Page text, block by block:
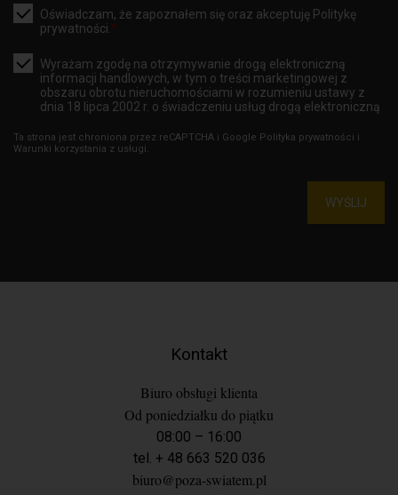
Oświadczam, że zapoznałem się oraz akceptuję Politykę
prywatności. *
Wyrażam zgodę na otrzymywanie drogą elektroniczną
informacji handlowych, w tym o treści marketingowej z
obszaru obrotu nieruchomościami w rozumieniu ustawy z
dnia 18 lipca 2002 r. o świadczeniu usług drogą elektroniczną
Ta strona jest chroniona przez reCAPTCHA i Google Polityka prywatności i
Warunki korzystania z usługi.
WYŚLIJ
Kontakt
Biuro obsługi klienta
Od poniedziałku do piątku
08:00 – 16:00
tel. + 48 663 520 036
biuro@poza-swiatem.pl